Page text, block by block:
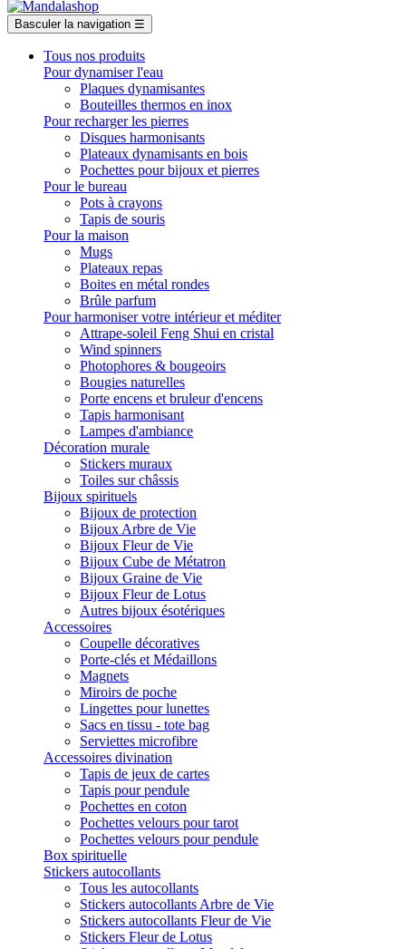
Basculer la navigation ☰
Tous nos produits
Pour dynamiser l'eau
Plaques dynamisantes
Bouteilles thermos en inox
Pour recharger les pierres
Disques harmonisants
Plateaux dynamisants en bois
Pochettes pour bijoux et pierres
Pour le bureau
Pots à crayons
Tapis de souris
Pour la maison
Mugs
Plateaux repas
Boites en métal rondes
Brûle parfum
Pour harmoniser votre intérieur et méditer
Attrape-soleil Feng Shui en cristal
Wind spinners
Photophores & bougeoirs
Bougies naturelles
Porte encens et bruleur d'encens
Tapis harmonisant
Lampes d'ambiance
Décoration murale
Stickers muraux
Toiles sur châssis
Bijoux spirituels
Bijoux de protection
Bijoux Arbre de Vie
Bijoux Fleur de Vie
Bijoux Cube de Métatron
Bijoux Graine de Vie
Bijoux Fleur de Lotus
Autres bijoux ésotériques
Accessoires
Coupelle décoratives
Porte-clés et Médaillons
Magnets
Miroirs de poche
Lingettes pour lunettes
Sacs en tissu - tote bag
Serviettes microfibre
Accessoires divination
Tapis de jeux de cartes
Tapis pour pendule
Pochettes en coton
Pochettes velours pour tarot
Pochettes velours pour pendule
Box spirituelle
Stickers autocollants
Tous les autocollants
Stickers autocollants Arbre de Vie
Stickers autocollants Fleur de Vie
Stickers Fleur de Lotus